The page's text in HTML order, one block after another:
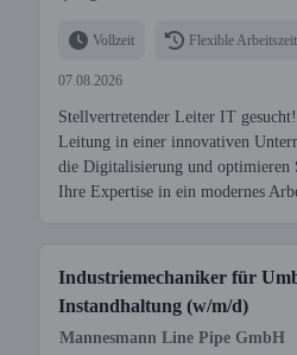
Vollzeit Flexible
07.08.2026
Stellvertretender Leiter IT
Leitung in einer innovativen
die Digitalisierung und optimieren
Ihre Expertise in ein modernes
Industriemechaniker für
Instandhaltung (w/m/d)
Mannesmann Line Pipe GmbH